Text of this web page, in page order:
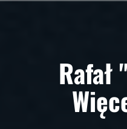
Rafał